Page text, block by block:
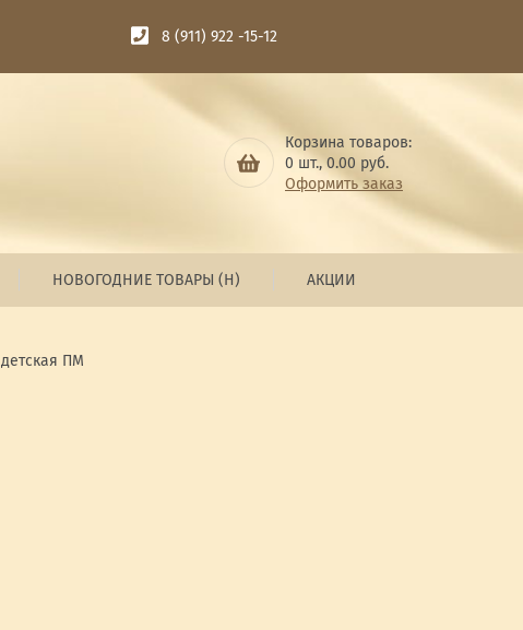
8 (911) 922 -15-12
Корзина товаров:
0 шт.,0.00 руб.
Оформить заказ
НОВОГОДНИЕ ТОВАРЫ (Н) АКЦИИ
детская ПМ